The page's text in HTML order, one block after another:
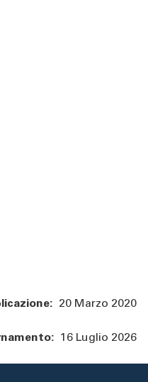
20 Marzo 2020
16 Luglio 2026